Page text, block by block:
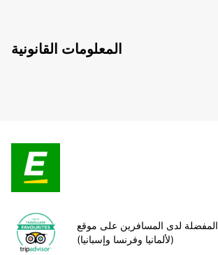
المعلومات القانونية
المفضلة لدى المسافرين على موقع TripAdvisor
(لألمانيا وفرنسا وإسبانيا)